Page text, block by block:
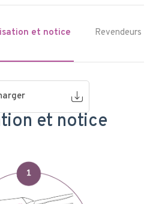
et notice Revendeurs
et notice